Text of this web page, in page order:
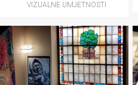
VIZUALNE UMJETNOSTI